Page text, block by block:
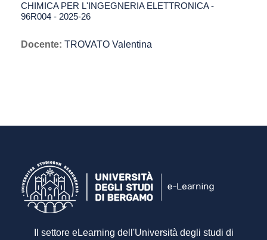
CHIMICA PER L'INGEGNERIA ELETTRONICA -
96R004 - 2025-26
Docente: TROVATO Valentina
Il settore eLearning dell'Università degli studi di